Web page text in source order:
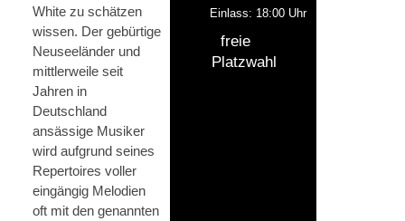
White zu schätzen
wissen. Der gebürtige
Neuseeländer und
mittlerweile seit
Jahren in
Deutschland
ansässige Musiker
wird aufgrund seines
Repertoires voller
eingängig Melodien
oft mit den genannten
Einlass: 18:00 Uhr
freie
Platzwahl